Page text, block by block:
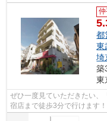
都
東
埼
築
東
ぜひ一度見ていただきたい、
宿店まで徒歩3分で行けます
が暑くなりにくいです！こち